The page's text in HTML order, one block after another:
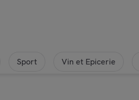
Sport Vin et Epicerie